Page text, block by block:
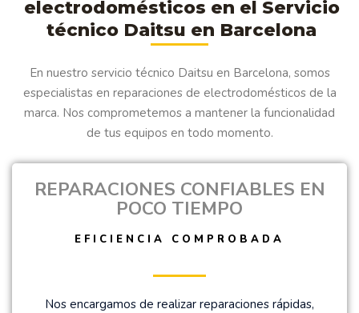
electrodomésticos en el Servicio
técnico Daitsu en Barcelona
En nuestro servicio técnico Daitsu en Barcelona, somos
especialistas en reparaciones de electrodomésticos de la
marca. Nos comprometemos a mantener la funcionalidad
de tus equipos en todo momento.
REPARACIONES CONFIABLES EN
POCO TIEMPO
EFICIENCIA COMPROBADA
Nos encargamos de realizar reparaciones rápidas,